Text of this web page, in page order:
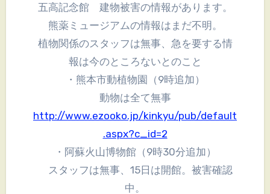
五高記念館 建物被害の情報があります。
熊薬ミュージアムの情報はまだ不明。
植物関係のスタッフは無事、急を要する情
報は今のところないとのこと
・熊本市動植物園（9時追加）
動物は全て無事
http://www.ezooko.jp/kinkyu/pub/default
.aspx?c_id=2
・阿蘇火山博物館（9時30分追加）
スタッフは無事、15日は開館。被害確認
中。